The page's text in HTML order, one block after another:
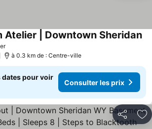
Atelier | Downtown Sheridan
à 0.3 km de : Centre-ville
dates pour voir
Consulter les prix
Partager